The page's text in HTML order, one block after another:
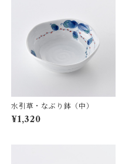
水引草・なぶり鉢（中）
¥1,320